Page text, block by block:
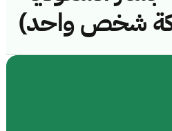
شخص واحد)